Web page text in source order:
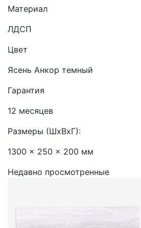
Материал
ЛДСП
Цвет
Ясень Анкор темный
Гарантия
12 месяцев
Размеры (ШхВхГ):
1300 x 250 x 200 мм
Недавно просмотренные